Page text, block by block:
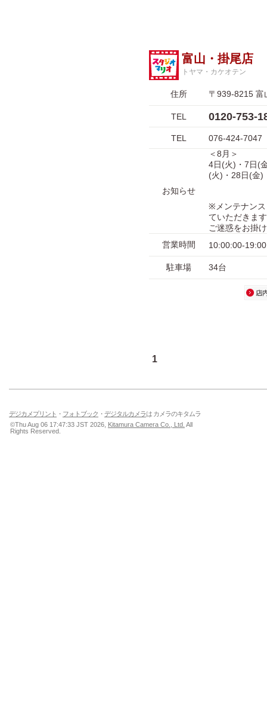
富山・掛尾店
トヤマ・カケオテン
住所 〒939-8215 富
TEL 0120-753-
TEL 076-424-7047
お知らせ
＜8月＞
4日(火)・7日(
(火)・28日(金)
※メンテナンス
ていただきます
ご迷惑をお掛
営業時間
10:00:00-
駐車場 34台
1
デジカメプリント ・ フォトブック ・ デジタルカメラは カメラのキタムラ
©Thu Aug 06 17:47:33 JST 2026, Kitamura Camera Co., Ltd. All
Rights Reserved.